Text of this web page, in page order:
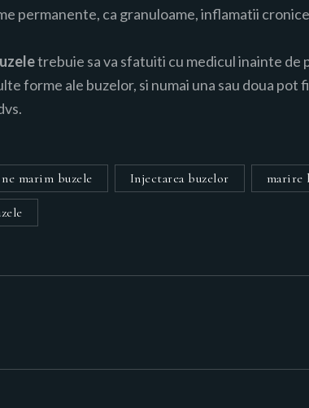
permanente, ca granuloame, inflamatii
trebuie sa va sfatuiti cu medicul inainte de
forme ale buzelor, si numai una sau doua pot
marim buzele Injectarea buzelor marire